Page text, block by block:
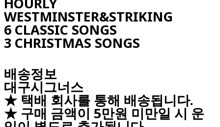
WESTMINSTER&STRIKING
6 CLASSIC SONGS
3 CHRISTMAS SONGS
배송정보
대구시그너스
★ 택배 회사를 통해 배송됩니다.
★ 구매 금액이 5만원 미만일 시 운